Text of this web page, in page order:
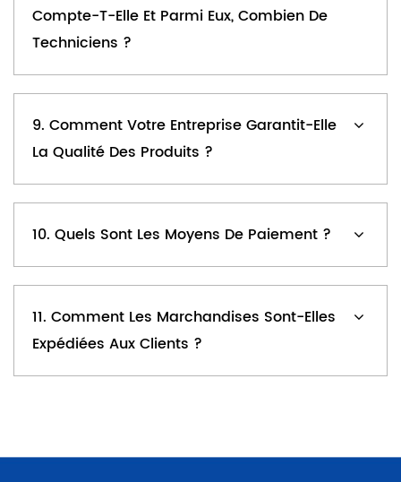
Compte-T-Elle Et Parmi Eux, Combien De
Techniciens ?
9. Comment Votre Entreprise Garantit-Elle
La Qualité Des Produits ?
10. Quels Sont Les Moyens De Paiement ?
11. Comment Les Marchandises Sont-Elles
Expédiées Aux Clients ?